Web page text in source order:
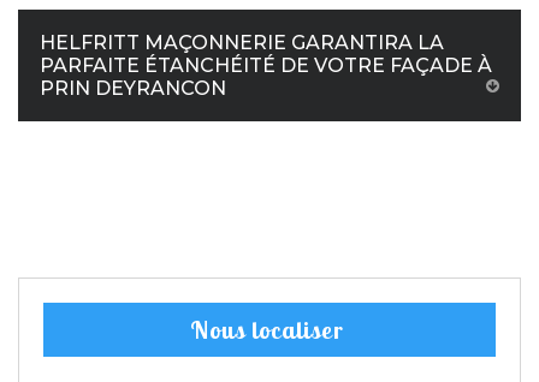
HELFRITT MAÇONNERIE GARANTIRA LA
PARFAITE ÉTANCHÉITÉ DE VOTRE FAÇADE À
PRIN DEYRANCON
Nous localiser